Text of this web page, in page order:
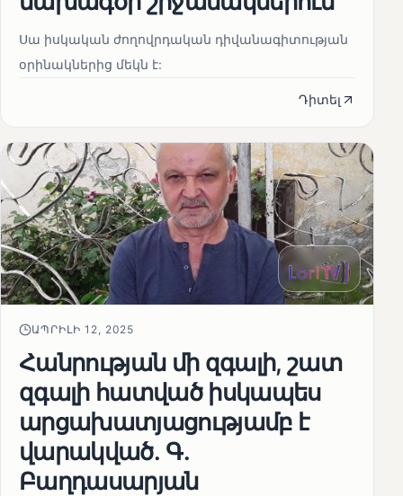
Սա իսկական ժողովրդական դիվանագիտության
օրինակներից մեկն է:
Դիտել
ԱՊՐԻԼԻ 12, 2025
Հանրության մի զգալի, շատ
զգալի հատված իսկապես
արցախատյացությամբ է
վարակված․ Գ․
Բաղդասարյան